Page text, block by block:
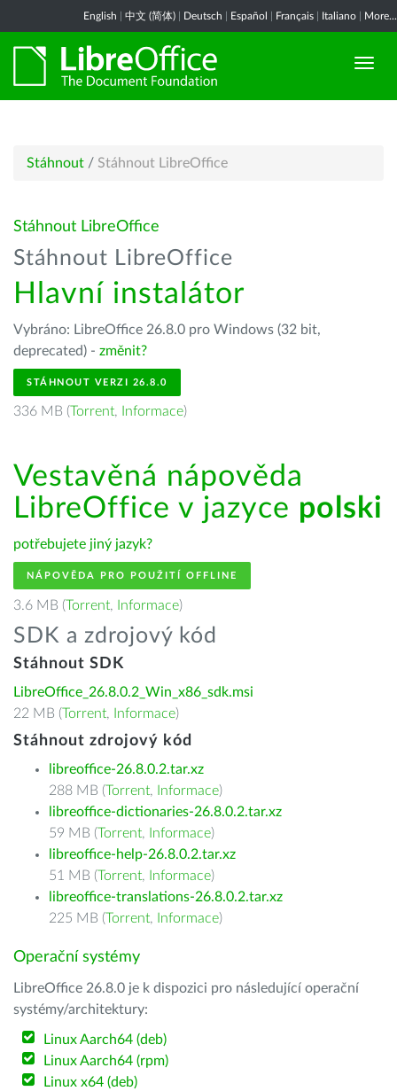
English 中文 (简体) Deutsch Español Français Italiano More...
Stáhnout / Stáhnout LibreOffice
Stáhnout LibreOffice
Stáhnout LibreOffice
Hlavní instalátor
Vybráno: LibreOffice 26.8.0 pro Windows (32 bit,
deprecated) - změnit?
STÁHNOUT VERZI 26.8.0
336 MB (Torrent, Informace)
Vestavěná nápověda
LibreOffice v jazyce polski
potřebujete jiný jazyk?
NÁPOVĚDA PRO POUŽITÍ OFFLINE
3.6 MB (Torrent, Informace)
SDK a zdrojový kód
Stáhnout SDK
LibreOffice_26.8.0.2_Win_x86_sdk.msi
22 MB (Torrent, Informace)
Stáhnout zdrojový kód
libreoffice-26.8.0.2.tar.xz
288 MB (Torrent, Informace)
libreoffice-dictionaries-26.8.0.2.tar.xz
59 MB (Torrent, Informace)
libreoffice-help-26.8.0.2.tar.xz
51 MB (Torrent, Informace)
libreoffice-translations-26.8.0.2.tar.xz
225 MB (Torrent, Informace)
Operační systémy
LibreOffice 26.8.0 je k dispozici pro následující operační
systémy/architektury:
Linux Aarch64 (deb)
Linux Aarch64 (rpm)
Linux x64 (deb)